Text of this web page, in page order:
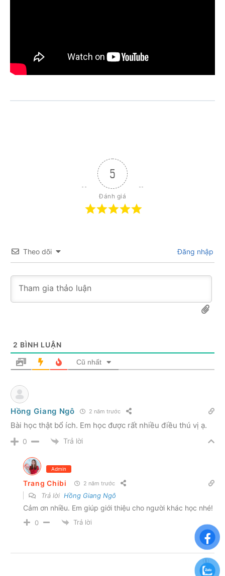
5
Đánh giá
Theo dõi Đăng nhập
2 BÌNH LUẬN
Cũ nhất
Hồng Giang Ngô 2 năm trước
Bài học thật bổ ích. Em học được rất nhiều điều thú vị ạ.
0 Trả lời
Admin
Trang Chibi 2 năm trước
Trả lời Hồng Giang Ngô
Cảm ơn nhiều. Em giúp giới thiệu cho người khác học nhé!
0 Trả lời